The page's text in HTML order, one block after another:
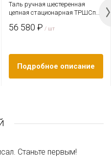
Таль ручная шестеренная
цепная стационарная ТРШСп
56 580 ₽ / шт
Подробное описание
Станьте первым!